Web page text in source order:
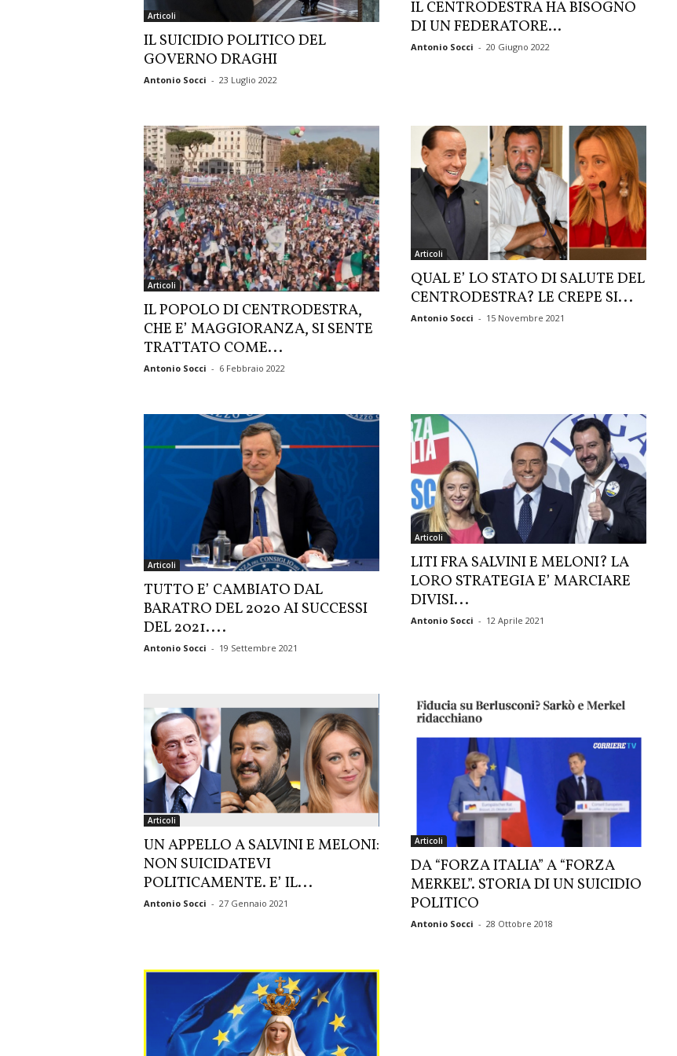
Articoli
IL SUICIDIO POLITICO DEL
GOVERNO DRAGHI
Antonio Socci - 23 Luglio 2022
IL CENTRODESTRA HA BISOGNO
DI UN FEDERATORE…
Antonio Socci - 20 Giugno 2022
Articoli
IL POPOLO DI CENTRODESTRA,
CHE E’ MAGGIORANZA, SI SENTE
TRATTATO COME...
Antonio Socci - 6 Febbraio 2022
Articoli
QUAL E’ LO STATO DI SALUTE DEL
CENTRODESTRA? LE CREPE SI...
Antonio Socci - 15 Novembre 2021
Articoli
TUTTO E’ CAMBIATO DAL
BARATRO DEL 2020 AI SUCCESSI
DEL 2021....
Antonio Socci - 19 Settembre 2021
Articoli
LITI FRA SALVINI E MELONI? LA
LORO STRATEGIA E’ MARCIARE
DIVISI...
Antonio Socci - 12 Aprile 2021
Articoli
UN APPELLO A SALVINI E MELONI:
NON SUICIDATEVI
POLITICAMENTE. E’ IL...
Antonio Socci - 27 Gennaio 2021
Articoli
DA “FORZA ITALIA” A “FORZA
MERKEL”. STORIA DI UN SUICIDIO
POLITICO
Antonio Socci - 28 Ottobre 2018